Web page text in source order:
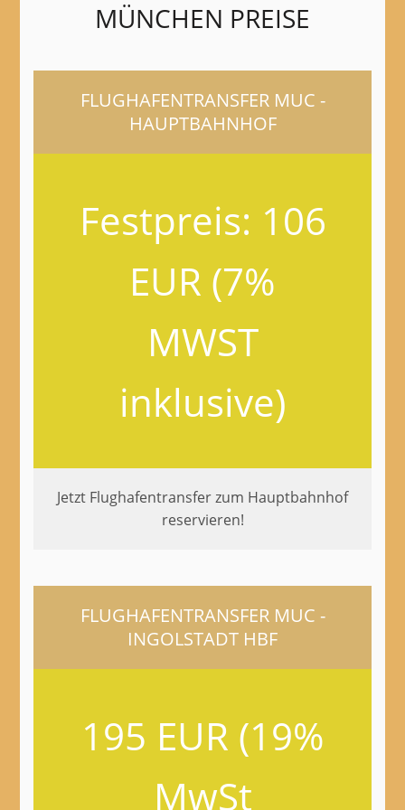
MÜNCHEN PREISE
FLUGHAFENTRANSFER MUC -
HAUPTBAHNHOF
Festpreis: 106
EUR (7%
MWST
inklusive)
Jetzt Flughafentransfer zum Hauptbahnhof
reservieren!
FLUGHAFENTRANSFER MUC -
INGOLSTADT HBF
195 EUR (19%
MwSt